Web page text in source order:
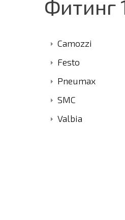
Фитинг
Camozzi
Festo
Pneumax
SMC
Valbia